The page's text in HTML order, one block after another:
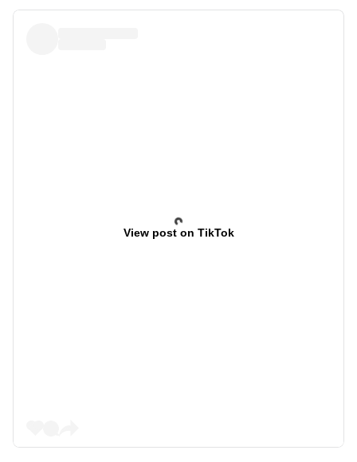
View post on TikTok